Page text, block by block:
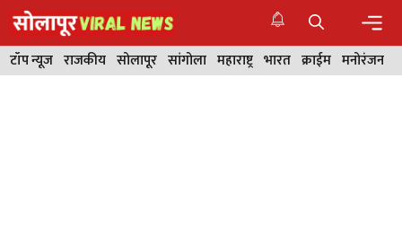
Skip
to
content
टॉप न्यूज राजकीय सोलापूर सांगोला महाराष्ट्र भारत क्राईम मनोरंजन